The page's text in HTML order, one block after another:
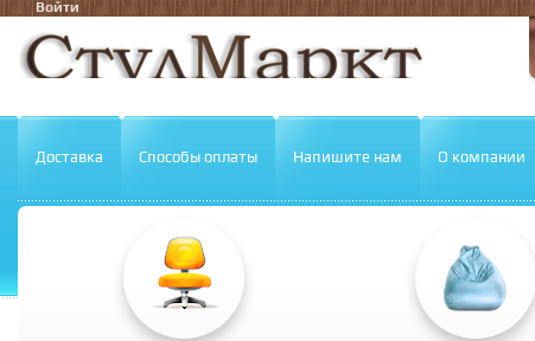
Войти
Доставка Способы оплаты Напишите нам О компании